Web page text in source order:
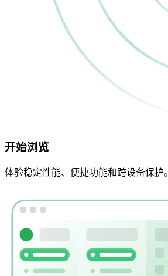
开始浏览
体验稳定性能、便捷功能和跨设备保护。